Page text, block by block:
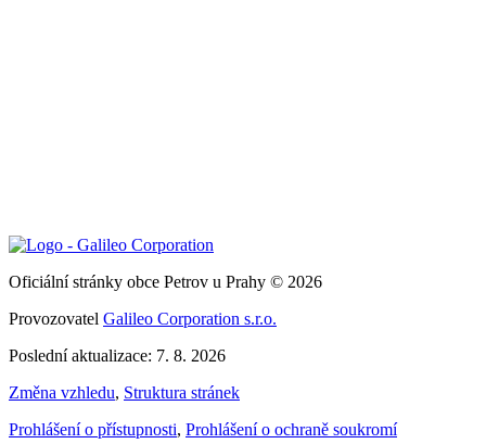
Oficiální stránky obce Petrov u Prahy © 2026
Provozovatel Galileo Corporation s.r.o.
Poslední aktualizace: 7. 8. 2026
Změna vzhledu, Struktura stránek
Prohlášení o přístupnosti, Prohlášení o ochraně soukromí